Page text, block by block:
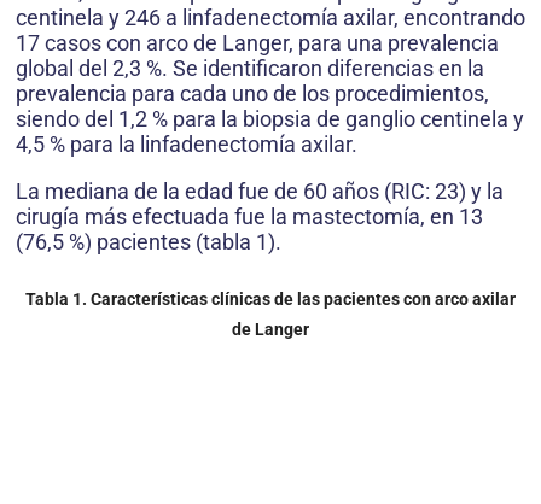
centinela y 246 a linfadenectomía axilar, encontrando
17 casos con arco de Langer, para una prevalencia
global del 2,3 %. Se identificaron diferencias en la
prevalencia para cada uno de los procedimientos,
siendo del 1,2 % para la biopsia de ganglio centinela y
4,5 % para la linfadenectomía axilar.
La mediana de la edad fue de 60 años (RIC: 23) y la
cirugía más efectuada fue la mastectomía, en 13
(76,5 %) pacientes (tabla 1).
Tabla 1. Características clínicas de las pacientes con arco axilar
de Langer